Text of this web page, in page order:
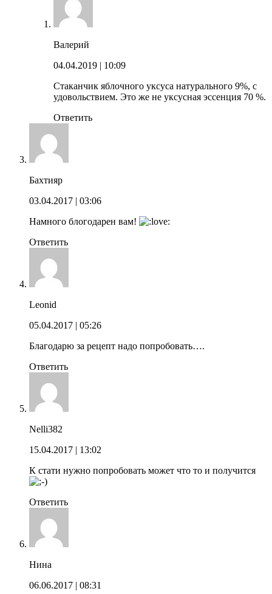
Валерий
04.04.2019 | 10:09
Стаканчик яблочного уксуса натурального 9%, с
удовольствием. Это же не уксусная эссенция 70 %.
Ответить
Бахтияр
03.04.2017 | 03:06
Намного блогодарен вам!
Ответить
Leonid
05.04.2017 | 05:26
Благодарю за рецепт надо попробовать….
Ответить
Nelli382
15.04.2017 | 13:02
К стати нужно попробовать может что то и получится
Ответить
Нина
06.06.2017 | 08:31